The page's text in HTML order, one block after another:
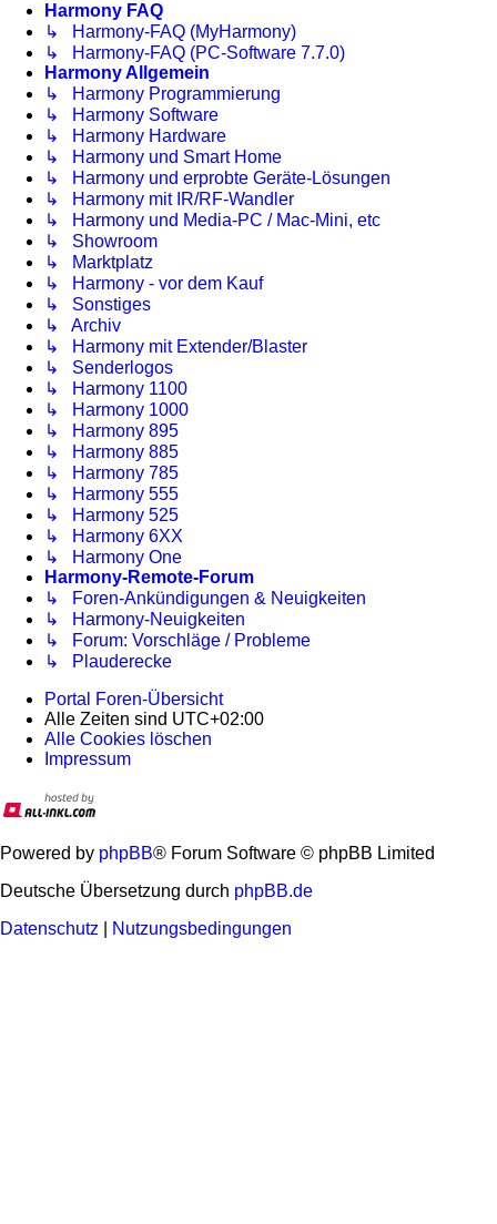
Harmony FAQ
↳ Harmony-FAQ (MyHarmony)
↳ Harmony-FAQ (PC-Software 7.7.0)
Harmony Allgemein
↳ Harmony Programmierung
↳ Harmony Software
↳ Harmony Hardware
↳ Harmony und Smart Home
↳ Harmony und erprobte Geräte-Lösungen
↳ Harmony mit IR/RF-Wandler
↳ Harmony und Media-PC / Mac-Mini, etc
↳ Showroom
↳ Marktplatz
↳ Harmony - vor dem Kauf
↳ Sonstiges
↳ Archiv
↳ Harmony mit Extender/Blaster
↳ Senderlogos
↳ Harmony 1100
↳ Harmony 1000
↳ Harmony 895
↳ Harmony 885
↳ Harmony 785
↳ Harmony 555
↳ Harmony 525
↳ Harmony 6XX
↳ Harmony One
Harmony-Remote-Forum
↳ Foren-Ankündigungen & Neuigkeiten
↳ Harmony-Neuigkeiten
↳ Forum: Vorschläge / Probleme
↳ Plauderecke
Portal
Foren-Übersicht
Alle Zeiten sind UTC+02:00
Alle Cookies löschen
Impressum
Powered by phpBB® Forum Software © phpBB Limited
Deutsche Übersetzung durch phpBB.de
Datenschutz
Nutzungsbedingungen